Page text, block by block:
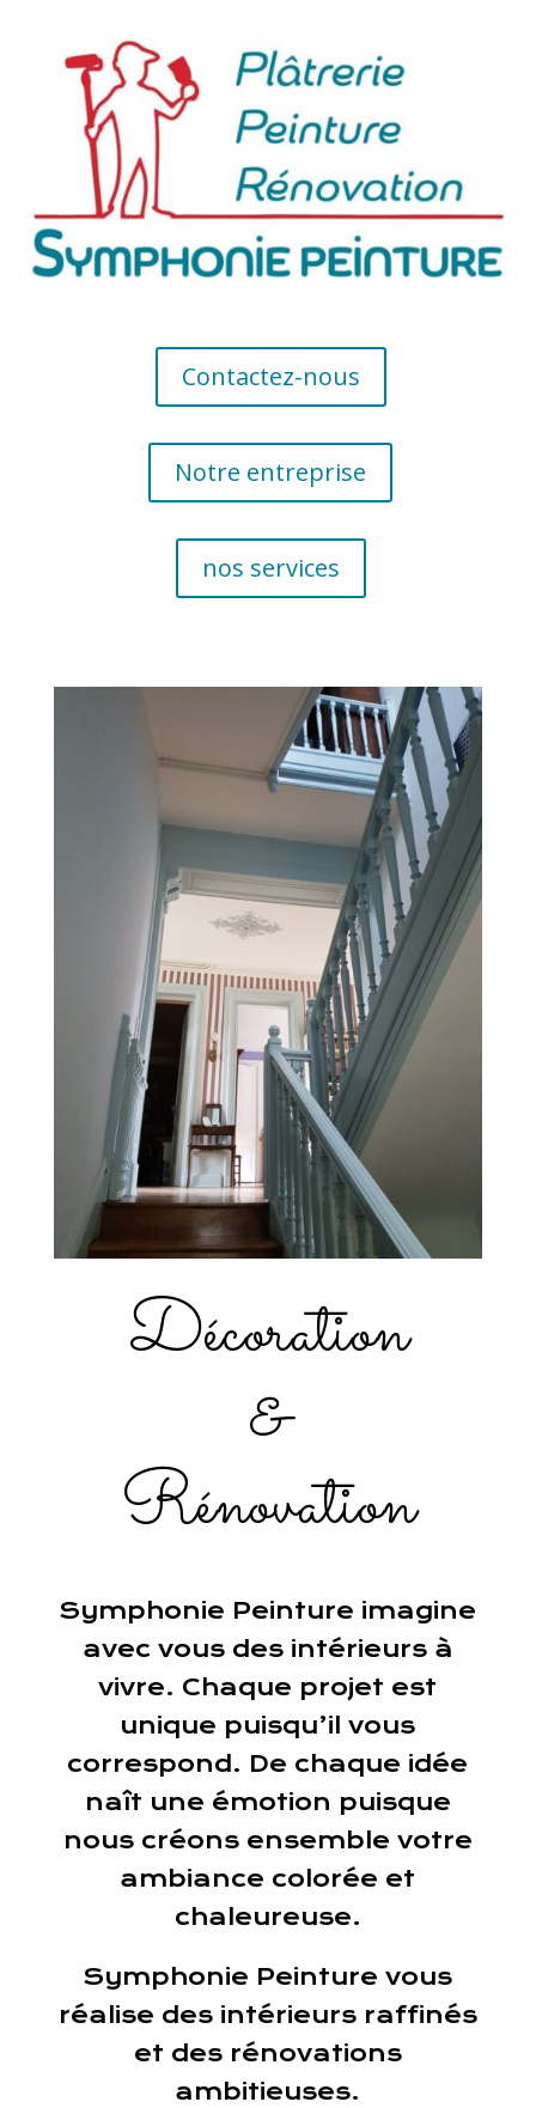
Contactez-nous
Notre entreprise
nos services
Décoration
&
Rénovation
Symphonie Peinture imagine
avec vous des intérieurs à
vivre. Chaque projet est
unique puisqu’il vous
correspond. De chaque idée
naît une émotion puisque
nous créons ensemble votre
ambiance colorée et
chaleureuse.
Symphonie Peinture vous
réalise des intérieurs raffinés
et des rénovations
ambitieuses.